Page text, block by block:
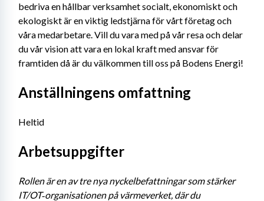
bedriva en hållbar verksamhet socialt, ekonomiskt och
ekologiskt är en viktig ledstjärna för vårt företag och
våra medarbetare. Vill du vara med på vår resa och delar
du vår vision att vara en lokal kraft med ansvar för
framtiden då är du välkommen till oss på Bodens Energi!
Anställningens omfattning
Heltid
Arbetsuppgifter
Rollen är en av tre nya nyckelbefattningar som stärker
IT/OT‑organisationen på värmeverket, där du